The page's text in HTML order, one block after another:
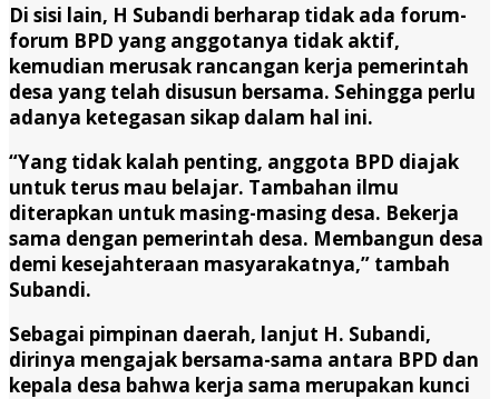
Di sisi lain, H Subandi berharap tidak ada forum-
forum BPD yang anggotanya tidak aktif,
kemudian merusak rancangan kerja pemerintah
desa yang telah disusun bersama. Sehingga perlu
adanya ketegasan sikap dalam hal ini.
“Yang tidak kalah penting, anggota BPD diajak
untuk terus mau belajar. Tambahan ilmu
diterapkan untuk masing-masing desa. Bekerja
sama dengan pemerintah desa. Membangun desa
demi kesejahteraan masyarakatnya,” tambah
Subandi.
Sebagai pimpinan daerah, lanjut H. Subandi,
dirinya mengajak bersama-sama antara BPD dan
kepala desa bahwa kerja sama merupakan kunci